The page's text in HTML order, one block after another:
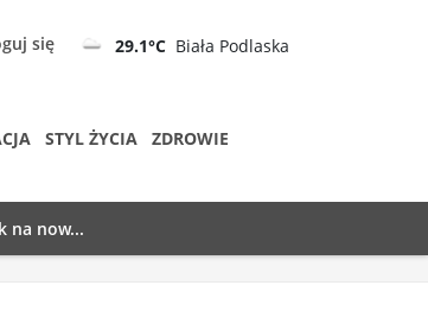
się 29.1°C Biała Podlaska
STYL ŻYCIA
ZDROWIE
na now...